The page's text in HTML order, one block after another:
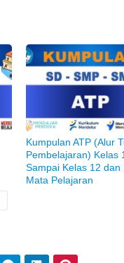
Kumpulan ATP (Alur
Pembelajaran) Kelas 1
Sampai Kelas 12 dan
Mata Pelajaran